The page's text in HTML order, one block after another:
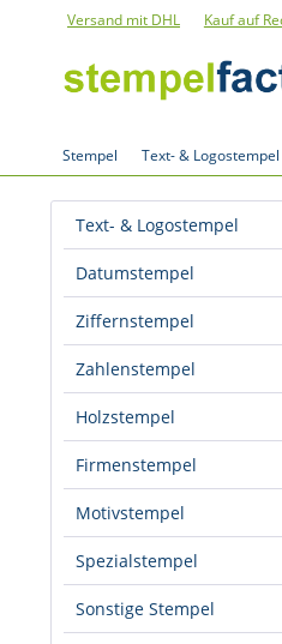
Versand mit DHL Kauf auf
Stempel Text- & Logostempel
Text- & Logostempel
Datumstempel
Ziffernstempel
Zahlenstempel
Holzstempel
Firmenstempel
Motivstempel
Spezialstempel
Sonstige Stempel